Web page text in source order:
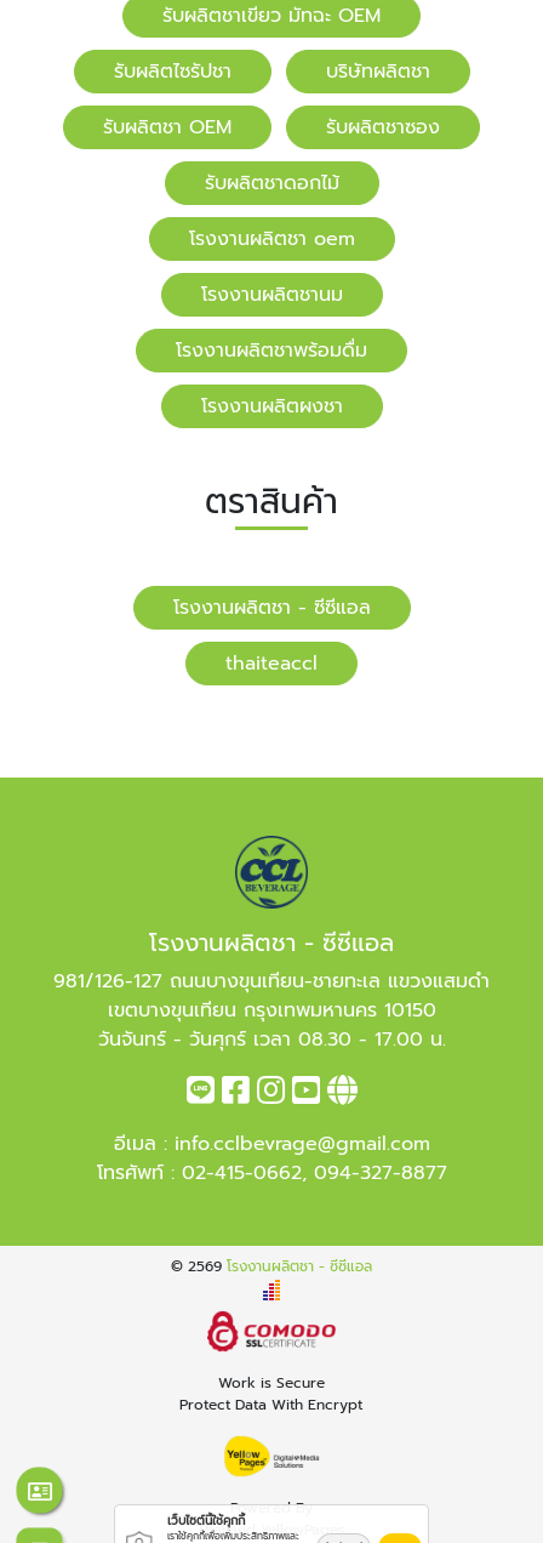
รับผลิตชาเขียว มัทฉะ OEM
รับผลิตไซรัปชา
บริษัทผลิตชา
รับผลิตชา OEM
รับผลิตชาซอง
รับผลิตชาดอกไม้
โรงงานผลิตชา oem
โรงงานผลิตชานม
โรงงานผลิตชาพร้อมดื่ม
โรงงานผลิตผงชา
ตราสินค้า
โรงงานผลิตชา - ซีซีแอล
​​thaiteaccl
โรงงานผลิตชา - ซีซีแอล
981/126-127 ถนนบางขุนเทียน-ชายทะเล แขวงแสมดำ
เขตบางขุนเทียน กรุงเทพมหานคร 10150
วันจันทร์ - วันศุกร์ เวลา 08.30 - 17.00 น.
อีเมล : info.cclbevrage@gmail.com
โทรศัพท์ : 02-415-0662, 094-327-8877
© 2569 โรงงานผลิตชา - ซีซีแอล
Work is Secure
Protect Data With Encrypt
Powered By
Thailand YellowPages
เว็บไซต์นี้ใช้คุกกี้
เราใช้คุกกี้เพื่อเพิ่มประสิทธิภาพและ